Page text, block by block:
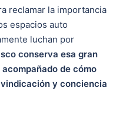
reclamar la importancia
espacios auto
luchan por
conserva esa gran
de cómo
y conciencia